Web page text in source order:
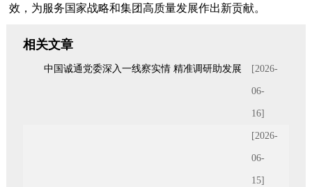
效，为服务国家战略和集团高质量发展作出新贡献。
相关文章
[2026-
06-
16]
中国诚通党委深入一线察实情 精准调研助发展
[2026-
06-
15]